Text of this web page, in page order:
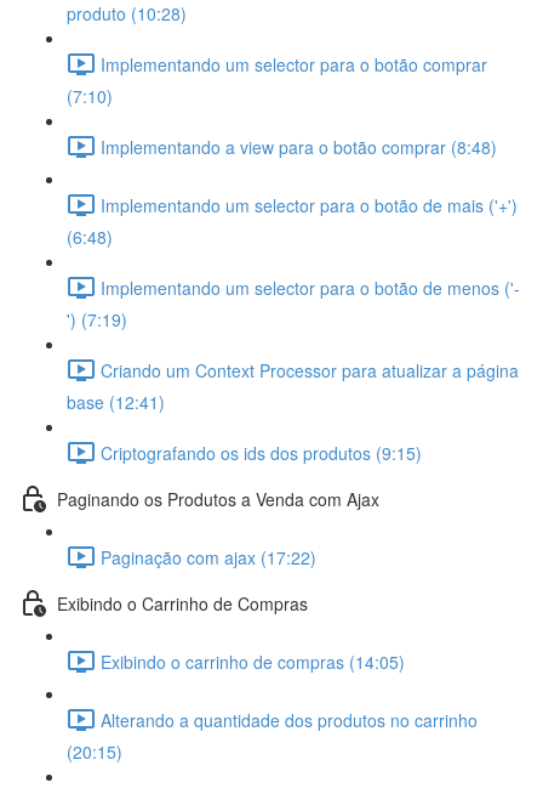
produto (10:28)
Implementando um selector para o botão comprar
(7:10)
Implementando a view para o botão comprar (8:48)
Implementando um selector para o botão de mais ('+')
(6:48)
Implementando um selector para o botão de menos ('-
') (7:19)
Criando um Context Processor para atualizar a página
base (12:41)
Criptografando os ids dos produtos (9:15)
Paginando os Produtos a Venda com Ajax
Paginação com ajax (17:22)
Exibindo o Carrinho de Compras
Exibindo o carrinho de compras (14:05)
Alterando a quantidade dos produtos no carrinho
(20:15)